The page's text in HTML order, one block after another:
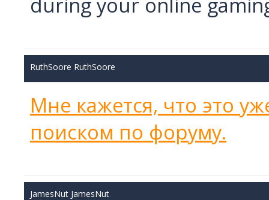
RuthSoore RuthSoore
Мне кажется, что это
поиском по форуму.
JamesNut JamesNut